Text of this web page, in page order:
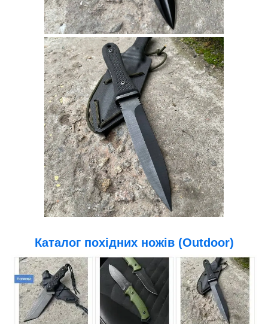
Каталог похідних ножів (Outdoor)